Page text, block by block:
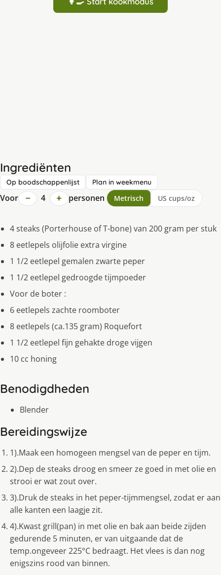
Ingrediënten
Op boodschappenlijst Plan in weekmenu
Voor − 4 + personen Metrisch US cups/oz
4 steaks (Porterhouse of T-bone) van 200 gram per stuk
8 eetlepels olijfolie extra virgine
1 1/2 eetlepel gemalen zwarte peper
1 1/2 eetlepel gedroogde tijmpoeder
Voor de boter :
6 eetlepels zachte roomboter
8 eetlepels (ca.135 gram) Roquefort
1 1/2 eetlepel fijn gehakte droge vijgen
10 cc honing
Benodigdheden
Blender
Bereidingswijze
1).Maak een homogeen mengsel van de peper en tijm.
2).Dep de steaks droog en smeer ze goed in met olie en
strooi er wat zout over.
3).Druk de steaks in het peper-tijmmengsel, zodat er aan
alle kanten een laagje zit.
4).Kwast grill(pan) in met olie en bak aan beide zijden
gedurende 5 minuten, er van uitgaande dat de
temp.ongeveer 225°C bedraagt. Het vlees is dan nog
enigszins rood van binnen.